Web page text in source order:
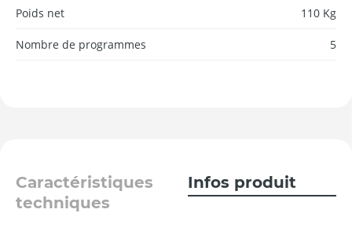
Poids net 110 Kg
Nombre de programmes 5
Caractéristiques
techniques
Infos produit